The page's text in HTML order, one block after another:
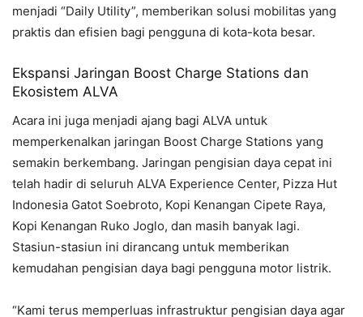
menjadi “Daily Utility”, memberikan solusi mobilitas yang
praktis dan efisien bagi pengguna di kota-kota besar.
Ekspansi Jaringan Boost Charge Stations dan
Ekosistem ALVA
Acara ini juga menjadi ajang bagi ALVA untuk
memperkenalkan jaringan Boost Charge Stations yang
semakin berkembang. Jaringan pengisian daya cepat ini
telah hadir di seluruh ALVA Experience Center, Pizza Hut
Indonesia Gatot Soebroto, Kopi Kenangan Cipete Raya,
Kopi Kenangan Ruko Joglo, dan masih banyak lagi.
Stasiun-stasiun ini dirancang untuk memberikan
kemudahan pengisian daya bagi pengguna motor listrik.
“Kami terus memperluas infrastruktur pengisian daya agar